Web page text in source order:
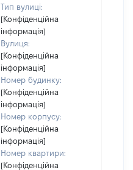
Тип вулиці:
[Конфіденційна
інформація]
Вулиця:
[Конфіденційна
інформація]
Номер будинку:
[Конфіденційна
інформація]
Номер корпусу:
[Конфіденційна
інформація]
Номер квартири:
[Конфіденційна